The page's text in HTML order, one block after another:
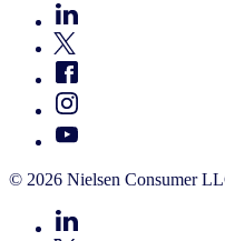
© 2026 Nielsen Consumer